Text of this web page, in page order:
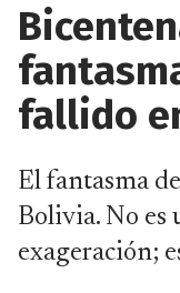
fallido
El fantasma
Bolivia. No es
exageración;